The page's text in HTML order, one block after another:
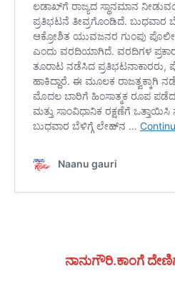
ನಾನುಗೌರಿ.ಕಾಂಗೆ